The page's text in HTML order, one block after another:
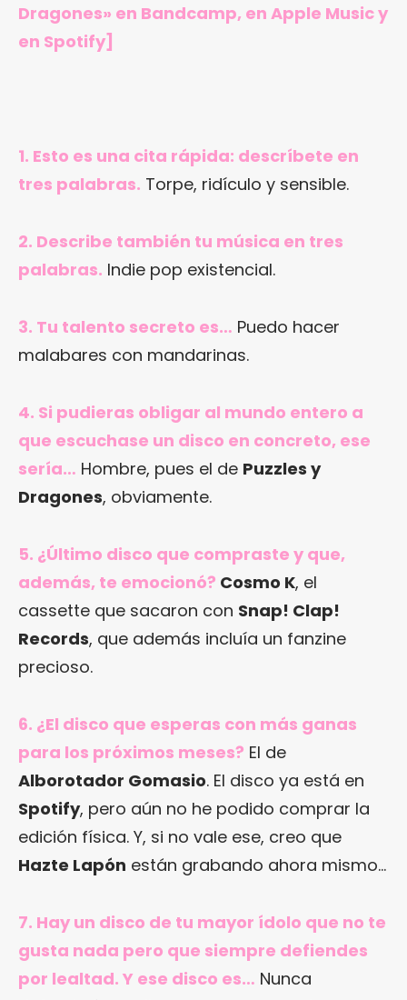
Dragones» en Bandcamp, en Apple Musicy
en Spotify]
1. Esto es una cita rápida: descríbete en
tres palabras. Torpe, ridículo y sensible.
2. Describe también tu música en tres
palabras. Indie pop existencial.
3. Tu talento secreto es… Puedo hacer
malabares con mandarinas.
4. Si pudieras obligar al mundo entero a
que escuchase un disco en concreto, ese
sería… Hombre, pues el de Puzzles y
Dragones, obviamente.
5. ¿Último disco que compraste y que,
además, te emocionó? Cosmo K, el
cassette que sacaron con Snap! Clap!
Records, que además incluía un fanzine
precioso.
6. ¿El disco que esperas con más ganas
para los próximos meses? El de
Alborotador Gomasio. El disco ya está en
Spotify, pero aún no he podido comprar la
edición física. Y, si no vale ese, creo que
Hazte Lapón están grabando ahora mismo…
7. Hay un disco de tu mayor ídolo que no te
gusta nada pero que siempre defiendes
por lealtad. Y ese disco es… Nunca